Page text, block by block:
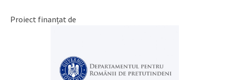
Proiect finanțat de